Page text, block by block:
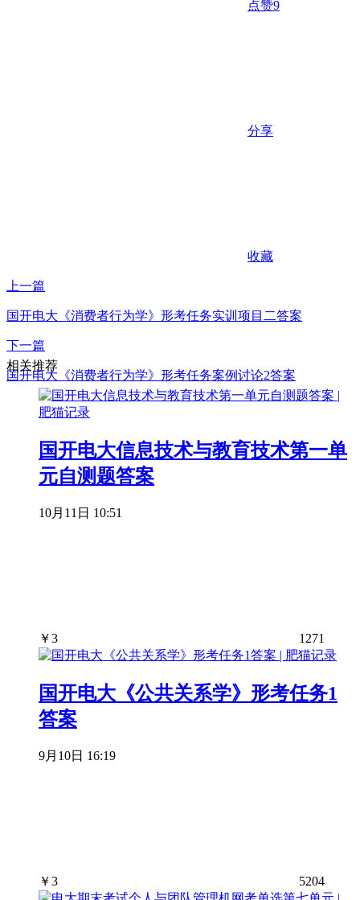
点赞9
分享
收藏
上一篇
国开电大《消费者行为学》形考任务实训项目二答案
下一篇
国开电大《消费者行为学》形考任务案例讨论2答案
相关推荐
国开电大信息技术与教育技术第一单
元自测题答案
10月11日 10:51
￥3 1271
国开电大《公共关系学》形考任务1
答案
9月10日 16:19
￥3 5204